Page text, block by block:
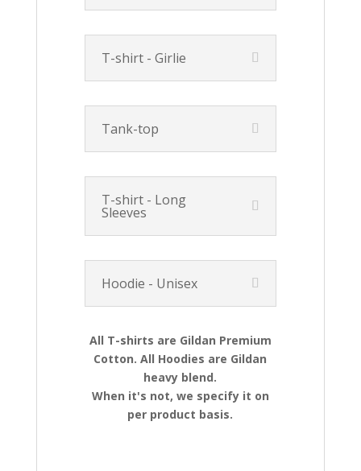
T-shirt - Girlie
Tank-top
T-shirt - Long
Sleeves
Hoodie - Unisex
All T-shirts are Gildan Premium
Cotton. All Hoodies are Gildan
heavy blend.
When it's not, we specify it on
per product basis.